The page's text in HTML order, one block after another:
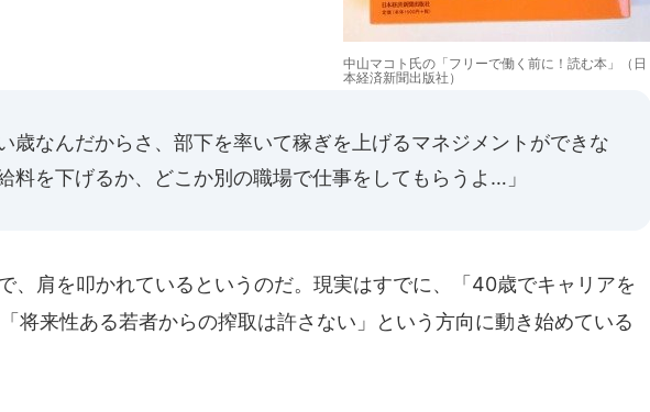
中山マコト氏の「フリーで働く前に！読む本」（日
本経済新聞出版社）
歳なんだからさ、部下を率いて稼ぎを上げるマネジメントができな
料を下げるか、どこか別の職場で仕事をしてもらうよ…」
、肩を叩かれているというのだ。現実はすでに、「40歳でキャリアを
将来性ある若者からの搾取は許さない」という方向に動き始めている